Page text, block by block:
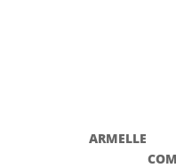
ARMELLE